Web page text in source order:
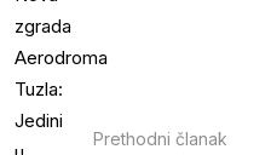
Prethodni članak